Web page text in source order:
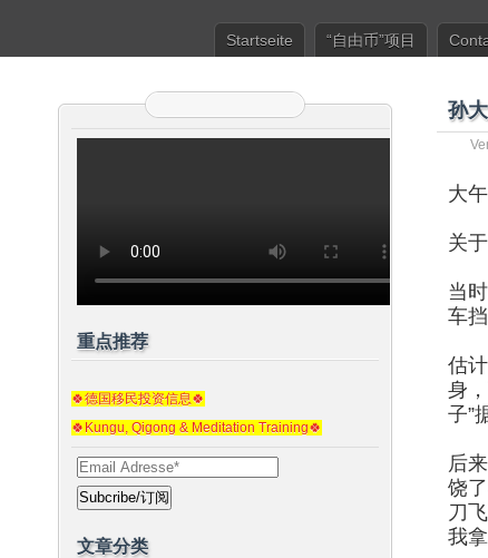
Startseite “自由币”项目
孙
大
关
当
车
估
身
子”
后
饶
刀
我
重点推荐
🍀德国移民投资信息🍀
🍀Kungu, Qigong & Meditation Training🍀
文章分类